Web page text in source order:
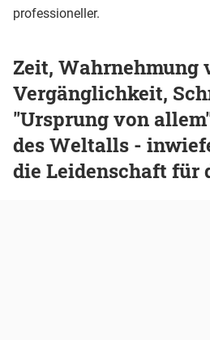
professioneller.
Zeit, Wahrnehmung
Vergänglichkeit,
"Ursprung von
des Weltalls -
die Leidenschaft für